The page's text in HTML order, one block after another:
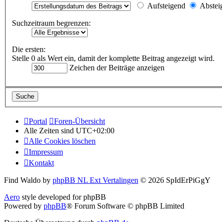
Aufsteigend
Suchzeitraum begrenzen:
Die ersten:
Stelle 0 als Wert ein, damit der komplette Beitrag angezeigt wird.
Zeichen der Beiträge anzeigen
Portal
Foren-Übersicht
Alle Zeiten sind UTC+02:00
Alle Cookies löschen
Impressum
Kontakt
Find Waldo by phpBB NL Ext Vertalingen © 2026 SpIdErPiGgY
Aero style developed for phpBB
Powered by phpBB® Forum Software © phpBB Limited